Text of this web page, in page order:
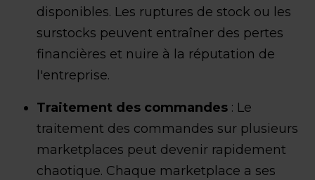
disponibles. Les ruptures de stock ou les
surstocks peuvent entraîner des pertes
financières et nuire à la réputation de
l'entreprise.
Traitement des commandes : Le
traitement des commandes sur plusieurs
marketplaces peut devenir rapidement
chaotique. Chaque marketplace a ses